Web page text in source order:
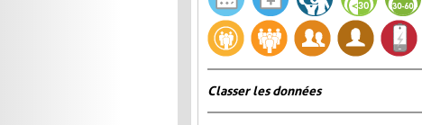
Classer les données